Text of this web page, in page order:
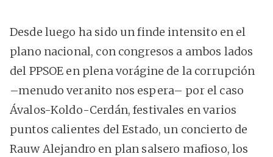
Desde luego ha sido un finde intensito en el
plano nacional, con congresos a ambos lados
del PPSOE en plena vorágine de la corrupción
–menudo veranito nos espera– por el caso
Ávalos-Koldo-Cerdán, festivales en varios
puntos calientes del Estado, un concierto de
Rauw Alejandro en plan salsero mafioso, los